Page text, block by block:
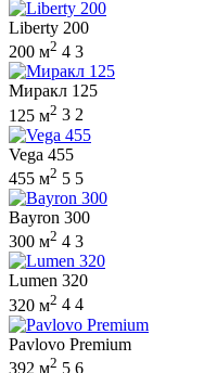
Liberty 200
200 м2 4 3
Миракл 125
125 м2 3 2
Vega 455
455 м2 5 5
Bayron 300
300 м2 4 3
Lumen 320
320 м2 4 4
Pavlovo Premium
392 м2 5 6